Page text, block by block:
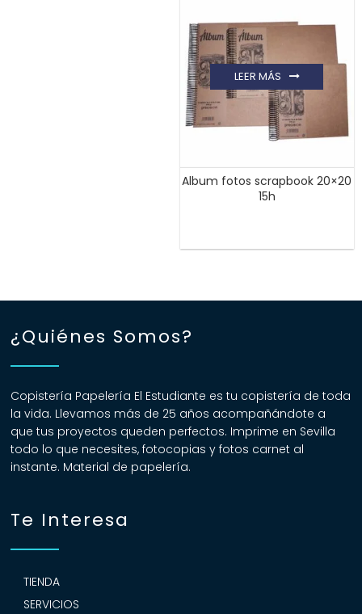
Album fotos scrapbook 20×20
15h
LEER MÁS
¿Quiénes Somos?
Copistería Papelería El Estudiante es tu copistería de toda
la vida. Llevamos más de 25 años acompañándote a
que tus proyectos queden perfectos. Imprime en Sevilla
todo lo que necesites, fotocopias y fotos carnet al
instante. Material de papelería.
Te Interesa
TIENDA
SERVICIOS